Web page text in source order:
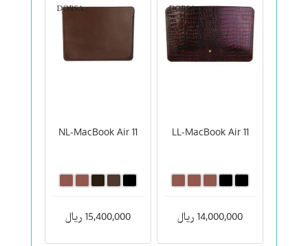
LL-MacBook Air 11
14,000,000 ریال
NL-MacBook Air 11
15,400,000 ریال